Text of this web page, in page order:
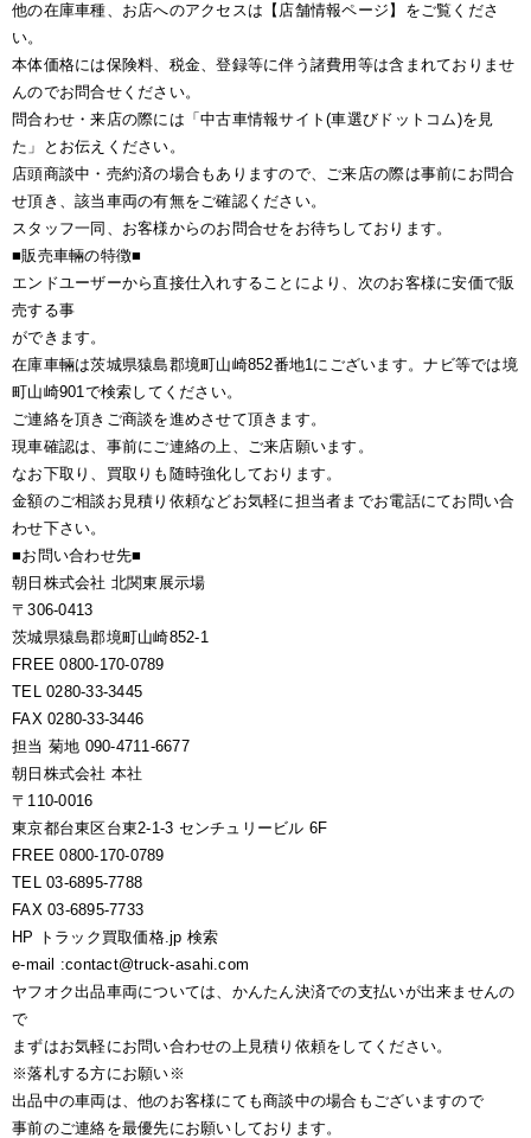
他の在庫車種、お店へのアクセスは【店舗情報ページ】をご覧くださ
い。
本体価格には保険料、税金、登録等に伴う諸費用等は含まれておりませ
んのでお問合せください。
問合わせ・来店の際には「中古車情報サイト(車選びドットコム)を見
た」とお伝えください。
店頭商談中・売約済の場合もありますので、ご来店の際は事前にお問合
せ頂き、該当車両の有無をご確認ください。
スタッフ一同、お客様からのお問合せをお待ちしております。
■販売車輛の特徴■
エンドユーザーから直接仕入れすることにより、次のお客様に安価で販
売する事
ができます。
在庫車輛は茨城県猿島郡境町山崎852番地1にございます。ナビ等では境
町山崎901で検索してください。
ご連絡を頂きご商談を進めさせて頂きます。
現車確認は、事前にご連絡の上、ご来店願います。
なお下取り、買取りも随時強化しております。
金額のご相談お見積り依頼などお気軽に担当者までお電話にてお問い合
わせ下さい。
■お問い合わせ先■
朝日株式会社 北関東展示場
〒306-0413
茨城県猿島郡境町山崎852-1
FREE 0800-170-0789
TEL 0280-33-3445
FAX 0280-33-3446
担当 菊地 090-4711-6677
朝日株式会社 本社
〒110-0016
東京都台東区台東2-1-3 センチュリービル 6F
FREE 0800-170-0789
TEL 03-6895-7788
FAX 03-6895-7733
HP トラック買取価格.jp 検索
e-mail :contact@truck-asahi.com
ヤフオク出品車両については、かんたん決済での支払いが出来ませんの
で
まずはお気軽にお問い合わせの上見積り依頼をしてください。
※落札する方にお願い※
出品中の車両は、他のお客様にても商談中の場合もございますので
事前のご連絡を最優先にお願いしております。